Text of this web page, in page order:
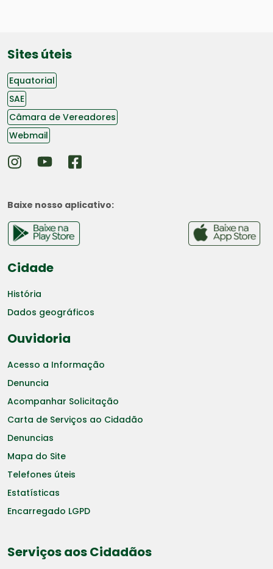
Sites úteis
Equatorial
SAE
Câmara de Vereadores
Webmail
Baixe nosso aplicativo:
Cidade
História
Dados geográficos
Ouvidoria
Acesso a Informação
Denuncia
Acompanhar Solicitação
Carta de Serviços ao Cidadão
Denuncias
Mapa do Site
Telefones úteis
Estatísticas
Encarregado LGPD
Serviços aos Cidadãos